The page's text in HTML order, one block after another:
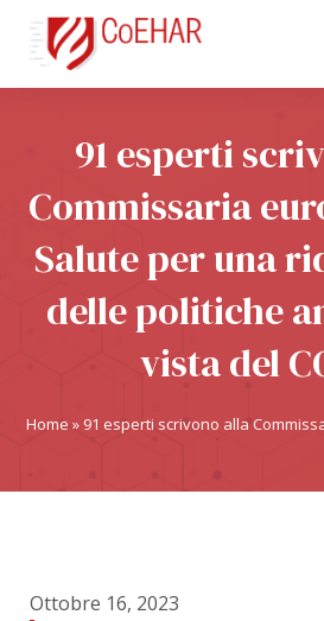
91 esperti
Commissaria
Salute per una
delle politiche
vista del
Home » 91 esperti scrivono alla
Ottobre 16, 2023